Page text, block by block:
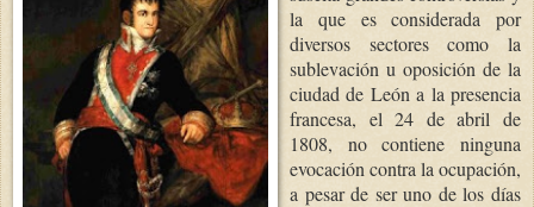
la que es considerada por
diversos sectores como la
sublevación u oposición de la
ciudad de León a la presencia
francesa, el 24 de abril de
1808, no contiene ninguna
evocación contra la ocupación,
a pesar de ser uno de los días